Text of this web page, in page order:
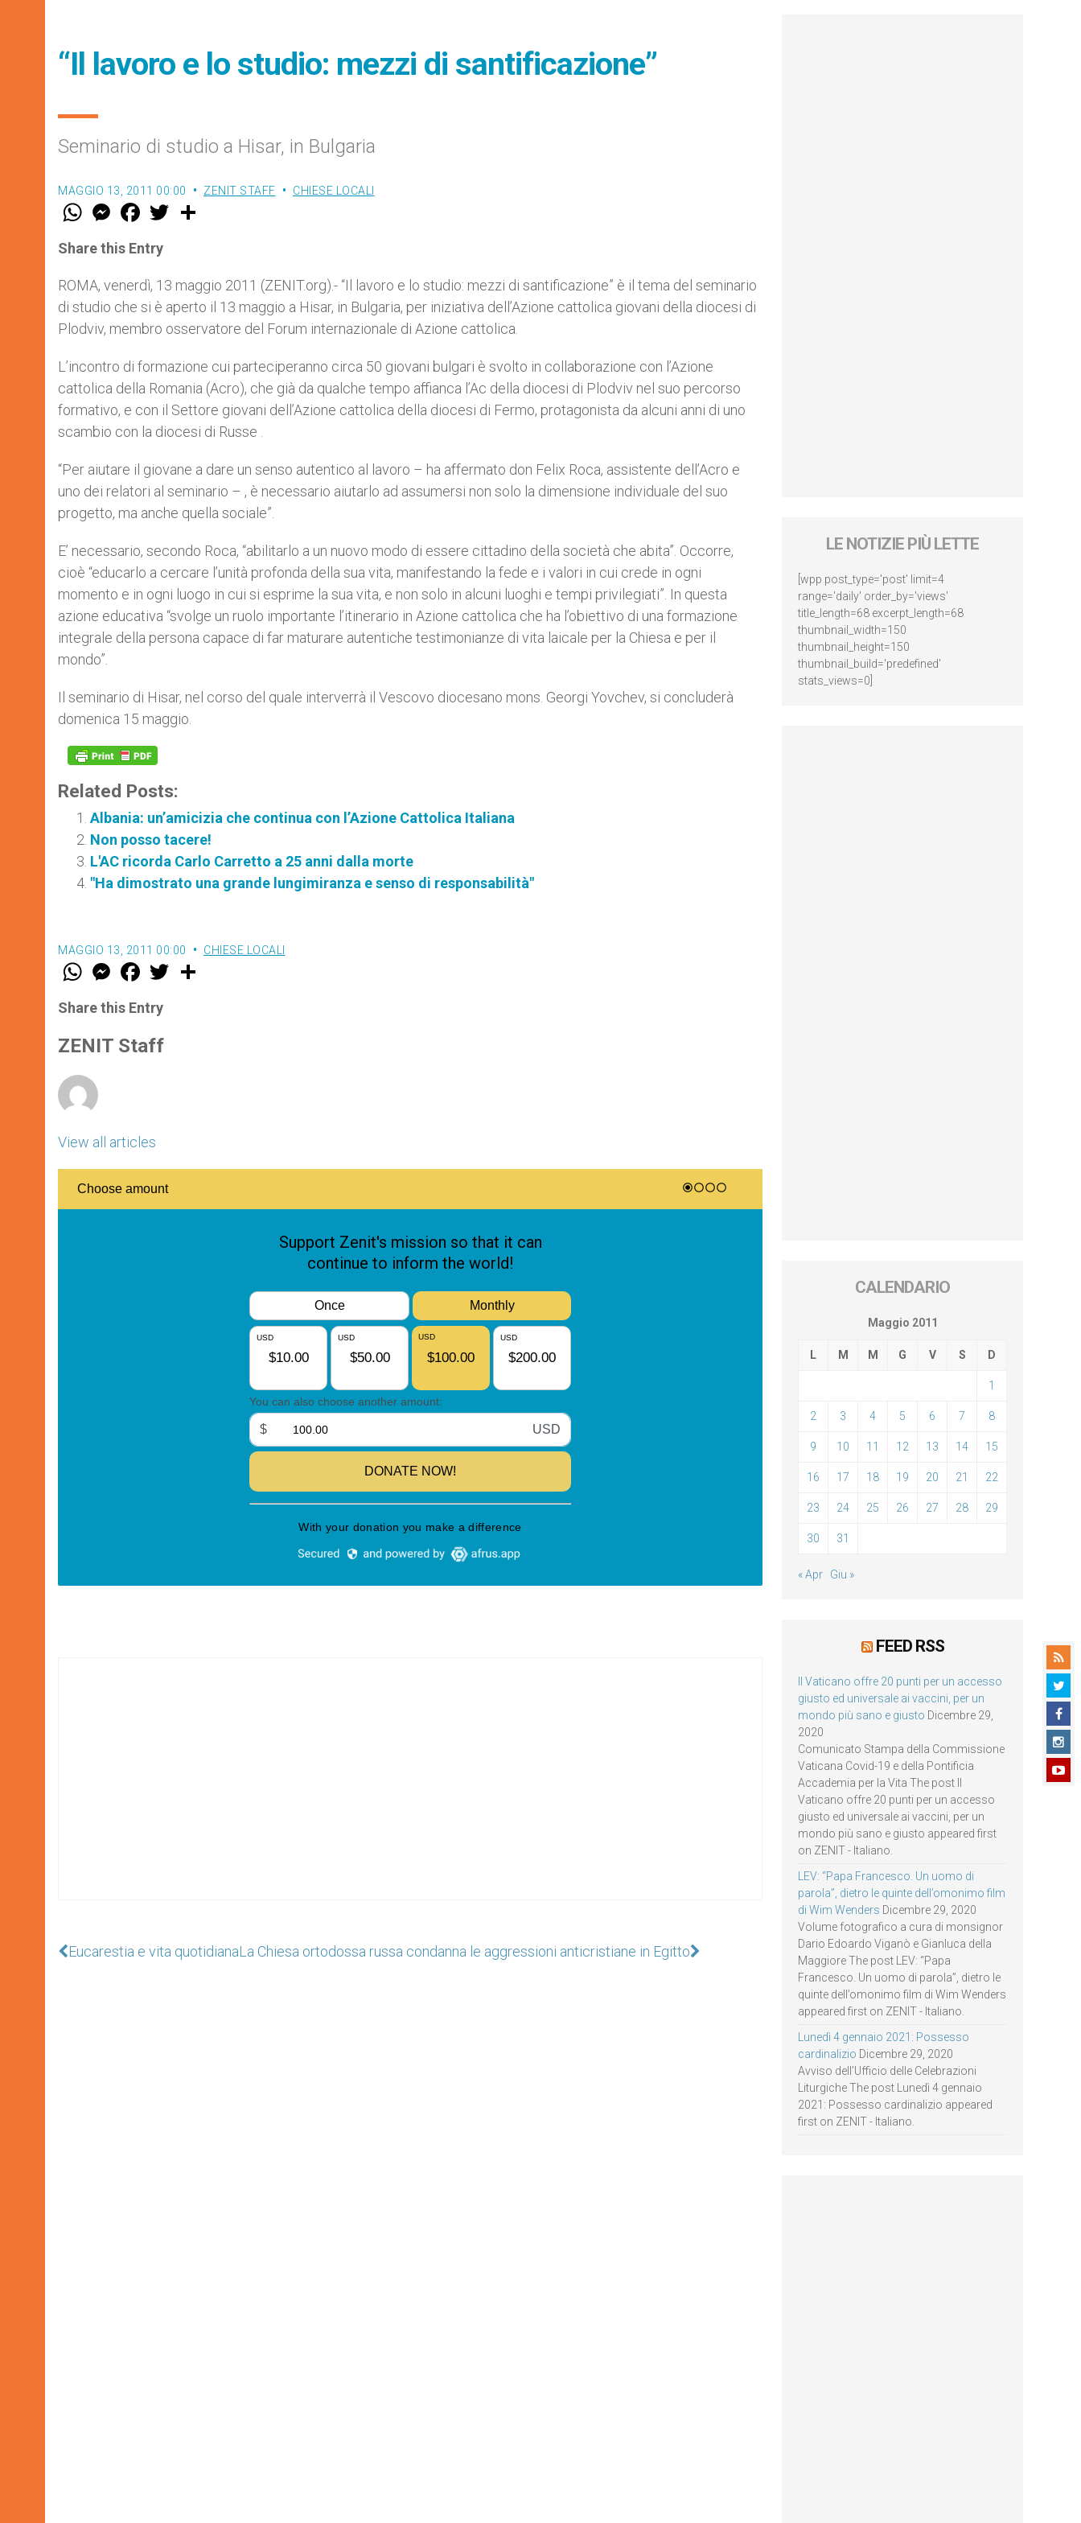
“Il lavoro e lo studio: mezzi di santificazione”
Seminario di studio a Hisar, in Bulgaria
MAGGIO 13, 2011 00:00 ZENIT STAFF CHIESE LOCALI
W
t
s
p
p
M
e
s
e
g
e
r
F
a
e
b
o
k
w
r
Share this Entry
ROMA, venerdì, 13 maggio 2011 (ZENIT.org).- “Il lavoro e lo studio: mezzi di santificazione” è il tema del seminario
di studio che si è aperto il 13 maggio a Hisar, in Bulgaria, per iniziativa dell’Azione cattolica giovani della diocesi di
Plodviv, membro osservatore del Forum internazionale di Azione cattolica.
L’incontro di formazione cui parteciperanno circa 50 giovani bulgari è svolto in collaborazione con l’Azione
cattolica della Romania (Acro), che già da qualche tempo affianca l’Ac della diocesi di Plodviv nel suo percorso
formativo, e con il Settore giovani dell’Azione cattolica della diocesi di Fermo, protagonista da alcuni anni di uno
scambio con la diocesi di Russe .
“Per aiutare il giovane a dare un senso autentico al lavoro – ha affermato don Felix Roca, assistente dell’Acro e
uno dei relatori al seminario – , è necessario aiutarlo ad assumersi non solo la dimensione individuale del suo
progetto, ma anche quella sociale”.
E’ necessario, secondo Roca, “abilitarlo a un nuovo modo di essere cittadino della società che abita”. Occorre,
cioè “educarlo a cercare l’unità profonda della sua vita, manifestando la fede e i valori in cui crede in ogni
momento e in ogni luogo in cui si esprime la sua vita, e non solo in alcuni luoghi e tempi privilegiati”. In questa
azione educativa “svolge un ruolo importante l’itinerario in Azione cattolica che ha l’obiettivo di una formazione
integrale della persona capace di far maturare autentiche testimonianze di vita laicale per la Chiesa e per il
mondo”.
Il seminario di Hisar, nel corso del quale interverrà il Vescovo diocesano mons. Georgi Yovchev, si concluderà
domenica 15 maggio.
Related Posts:
Albania: un’amicizia che continua con l’Azione Cattolica Italiana
Non posso tacere!
L'AC ricorda Carlo Carretto a 25 anni dalla morte
"Ha dimostrato una grande lungimiranza e senso di responsabilità"
MAGGIO 13, 2011 00:00 CHIESE LOCALI
W
t
s
p
p
M
e
s
e
g
e
F
a
e
b
o
k
w
Share this Entry
ZENIT Staff
View all articles
Eucarestia e vita quotidianaLa Chiesa ortodossa russa condanna le aggressioni anticristiane in Egitto
LE NOTIZIE PIÙ LETTE
[wpp post_type='post' limit=4
range='daily' order_by='views'
title_length=68 excerpt_length=68
thumbnail_width=150
thumbnail_height=150
thumbnail_build='predefined'
stats_views=0]
CALENDARIO
Maggio 2011
L M M G V S D
1
2 3 4 5 6 7 8
9 10 11 12 13 14 15
16 17 18 19 20 21 22
23 24 25 26 27 28 29
30 31
« Apr Giu »
FEED RSS
Il Vaticano offre 20 punti per un accesso
giusto ed universale ai vaccini, per un
mondo più sano e giusto Dicembre 29,
2020
Comunicato Stampa della Commissione
Vaticana Covid-19 e della Pontificia
Accademia per la Vita The post Il
Vaticano offre 20 punti per un accesso
giusto ed universale ai vaccini, per un
mondo più sano e giusto appeared first
on ZENIT - Italiano.
LEV: “Papa Francesco. Un uomo di
parola”, dietro le quinte dell’omonimo film
di Wim Wenders Dicembre 29, 2020
Volume fotografico a cura di monsignor
Dario Edoardo Viganò e Gianluca della
Maggiore The post LEV: “Papa
Francesco. Un uomo di parola”, dietro le
quinte dell’omonimo film di Wim Wenders
appeared first on ZENIT - Italiano.
Lunedì 4 gennaio 2021: Possesso
cardinalizio Dicembre 29, 2020
Avviso dell’Ufficio delle Celebrazioni
Liturgiche The post Lunedì 4 gennaio
2021: Possesso cardinalizio appeared
first on ZENIT - Italiano.